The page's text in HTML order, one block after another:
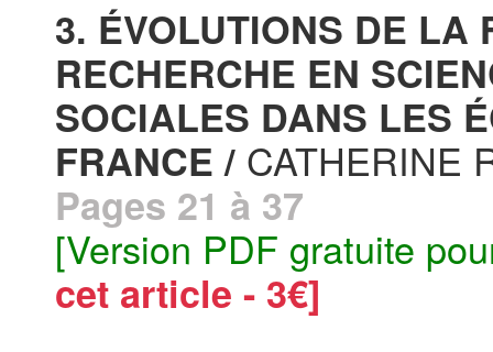
3. ÉVOLUTIONS DE LA
RECHERCHE EN
SOCIALES DANS LES
FRANCE / CATHERINE
Pages 21 à 37
[Version PDF gratuite
cet article - 3€]